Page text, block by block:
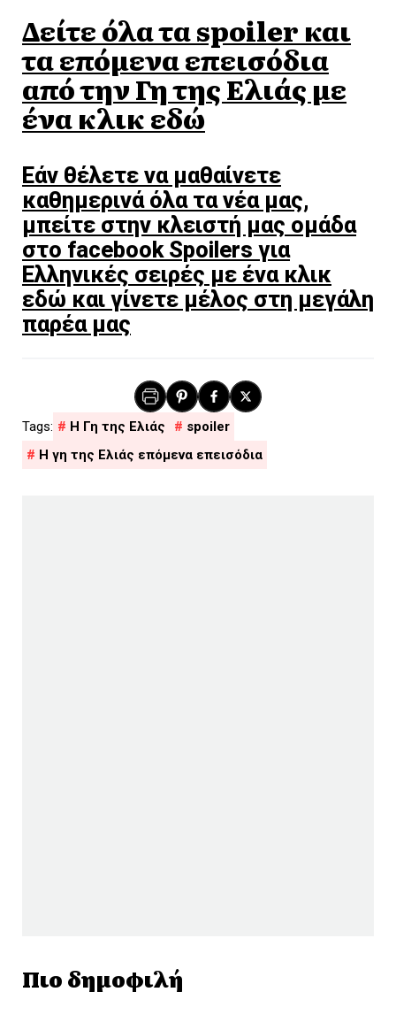
Δείτε όλα τα spoiler και
τα επόμενα επεισόδια
από την Γη της Ελιάς με
ένα κλικ εδώ
Εάν θέλετε να μαθαίνετε
καθημερινά όλα τα νέα μας,
μπείτε στην κλειστή μας ομάδα
στο facebook Spoilers για
Ελληνικές σειρές με ένα κλικ
εδώ και γίνετε μέλος στη μεγάλη
παρέα μας
H Γη της Ελιάς
spoiler
Η γη της Ελιάς επόμενα επεισόδια
Πιο δημοφιλή